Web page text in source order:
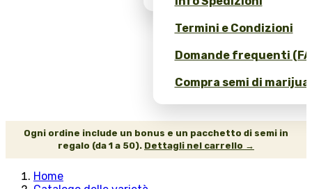
Termini e Condizioni
Domande frequenti
Compra semi di
Ogni ordine include un bonus e un pacchetto di semi in
regalo (da 1 a 50). Dettagli nel carrello →
Home